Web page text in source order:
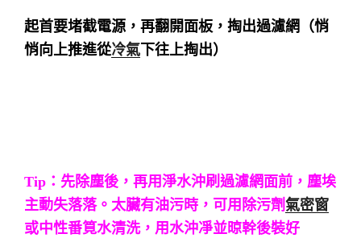
起首要堵截電源，再翻開面板，掏出過濾網（悄
悄向上推進從冷氣 下往上掏出）
Tip： 先除塵後，再用淨水沖刷過濾網面前，塵埃
主動失落落。 太臟有油污時，可用除污劑氣密窗
或中性番筧水清洗，用水沖凈並晾幹後裝好